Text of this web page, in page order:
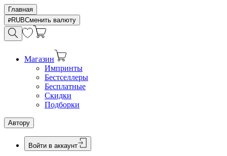
Главная
RUBСменить валюту
Магазин
Импринты
Бестселлеры
Бесплатные
Скидки
Подборки
Автору
Войти в аккаунт